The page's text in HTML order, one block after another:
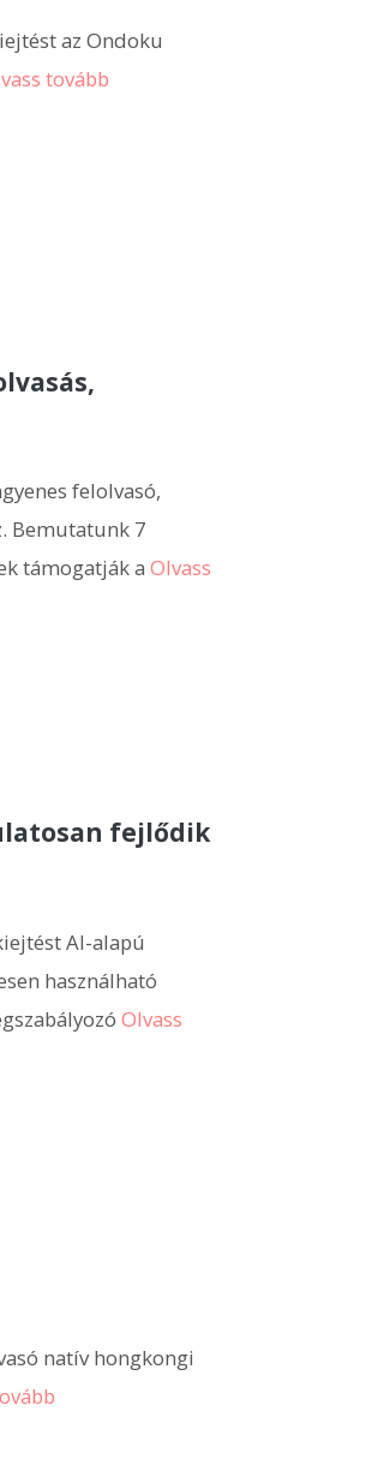
az Ondoku
tovább
felolvasó,
Bemutatunk 7
támogatják a Olvass
fejlődik
AI-alapú
használható
Olvass
natív hongkongi